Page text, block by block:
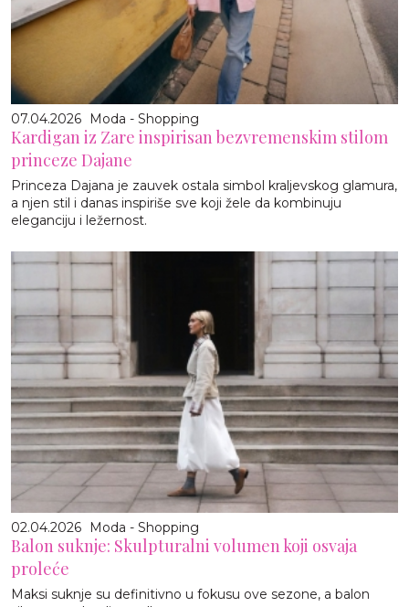
07.04.2026 Moda - Shopping
Kardigan iz Zare inspirisan bezvremenskim stilom
princeze Dajane
Princeza Dajana je zauvek ostala simbol kraljevskog glamura,
a njen stil i danas inspiriše sve koji žele da kombinuju
eleganciju i ležernost.
02.04.2026 Moda - Shopping
Balon suknje: Skulpturalni volumen koji osvaja
proleće
Maksi suknje su definitivno u fokusu ove sezone, a balon